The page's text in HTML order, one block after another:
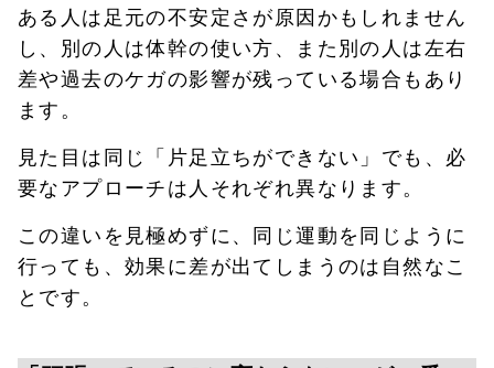
ある人は足元の不安定さが原因かもしれません
し、別の人は体幹の使い方、また別の人は左右
差や過去のケガの影響が残っている場合もあり
ます。
見た目は同じ「片足立ちができない」でも、必
要なアプローチは人それぞれ異なります。
この違いを見極めずに、同じ運動を同じように
行っても、効果に差が出てしまうのは自然なこ
とです。